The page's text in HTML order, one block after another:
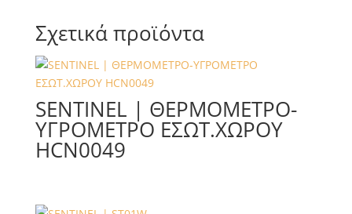
Σχετικά προϊόντα
SENTINEL | ΘΕΡΜΟΜΕΤΡΟ-
ΥΓΡΟΜΕΤΡΟ ΕΣΩΤ.ΧΩΡΟΥ
HCN0049